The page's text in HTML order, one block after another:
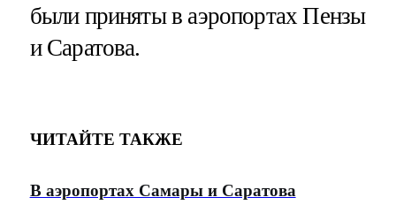
были приняты в аэропортах Пензы
и Саратова.
ЧИТАЙТЕ ТАКЖЕ
В аэропортах Самары и Саратова